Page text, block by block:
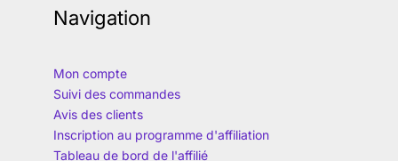
Navigation
Mon compte
Suivi des commandes
Avis des clients
Inscription au programme d'affiliation
Tableau de bord de l'affilié